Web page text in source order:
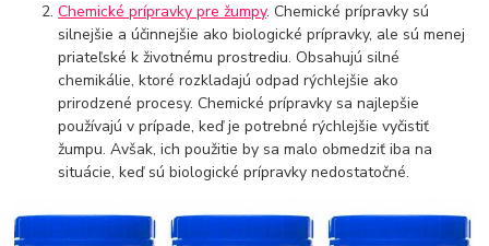
Chemické prípravky pre žumpy. Chemické prípravky sú
silnejšie a účinnejšie ako biologické prípravky, ale sú menej
priateľské k životnému prostrediu. Obsahujú silné
chemikálie, ktoré rozkladajú odpad rýchlejšie ako
prirodzené procesy. Chemické prípravky sa najlepšie
používajú v prípade, keď je potrebné rýchlejšie vyčistiť
žumpu. Avšak, ich použitie by sa malo obmedziť iba na
situácie, keď sú biologické prípravky nedostatočné.